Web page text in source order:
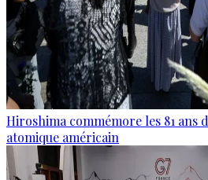
Hiroshima commémore les 81 ans
atomique américain